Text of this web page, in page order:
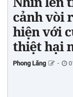
cảnh vòi
hiện với
thiệt hại
Phong Lăng -